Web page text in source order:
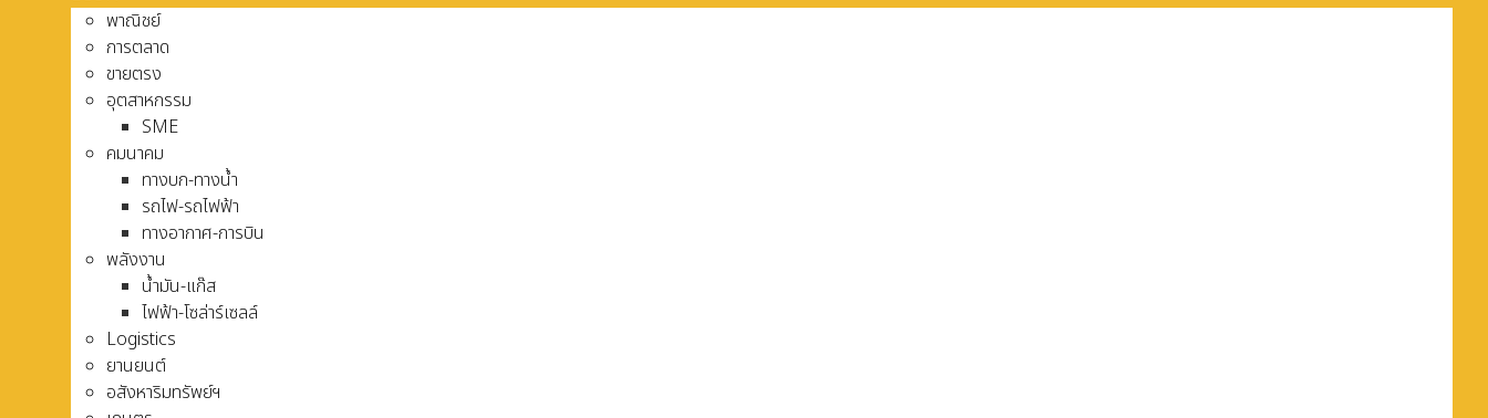
พาณิชย์
การตลาด
ขายตรง
อุตสาหกรรม
SME
คมนาคม
ทางบก-ทางน้ำ
รถไฟ-รถไฟฟ้า
ทางอากาศ-การบิน
พลังงาน
น้ำมัน-แก๊ส
ไฟฟ้า-โซล่าร์เซลล์
Logistics
ยานยนต์
อสังหาริมทรัพย์ฯ